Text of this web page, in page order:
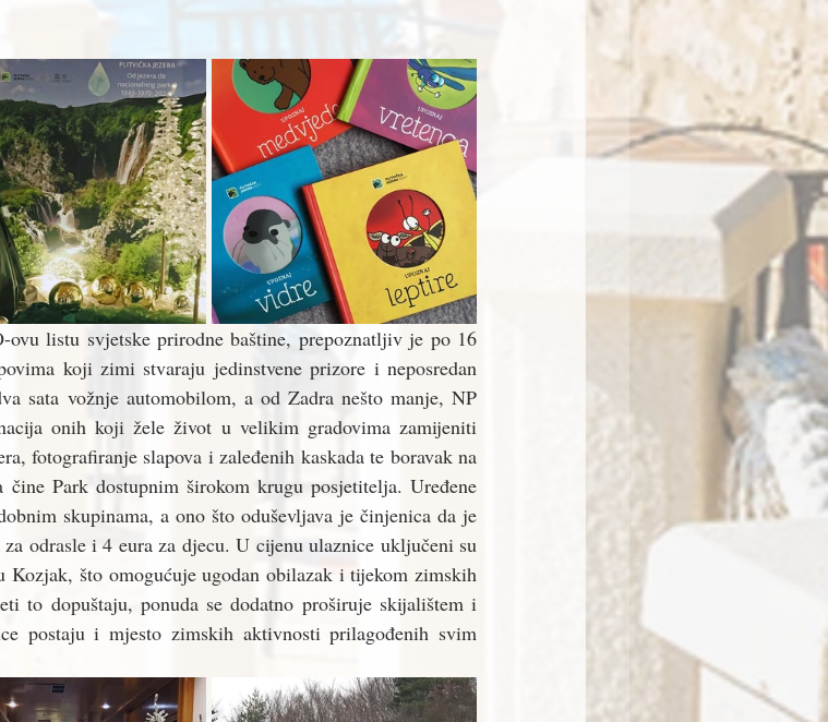
listu svjetske prirodne baštine, prepoznatljiv je po 16
koji zimi stvaraju jedinstvene prizore i neposredan
sata vožnje automobilom, a od Zadra nešto manje, NP
onih koji žele život u velikim gradovima zamijeniti
fotografiranje slapova i zaleđenih kaskada te boravak na
čine Park dostupnim širokom krugu posjetitelja. Uređene
skupinama, a ono što oduševljava je činjenica da je
odrasle i 4 eura za djecu. U cijenu ulaznice uključeni su
Kozjak, što omogućuje ugodan obilazak i tijekom zimskih
to dopuštaju, ponuda se dodatno proširuje skijalištem i
postaju i mjesto zimskih aktivnosti prilagođenih svim